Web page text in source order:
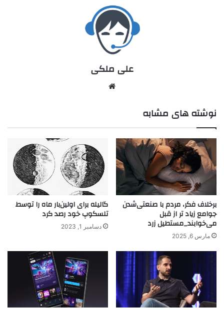
علی ملکی
نوشته های مشابه
برخلاف فکر، مردم با صنعتی‌شدن
جوامع زیاد تر از قبل
می‌خوابند_مستطیل زرد
مارس 6, 2025
گالیله برای اولین‌بار ماه را توسط
تلسکوپ خود رصد کرد
دسامبر 1, 2023